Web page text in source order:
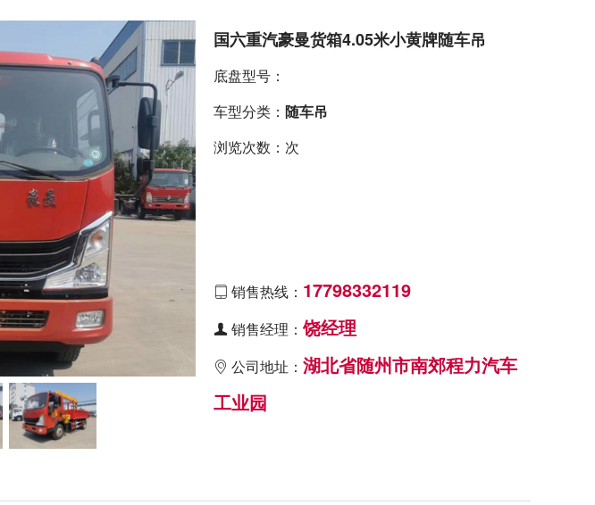
国六重汽豪曼货箱4.05米小黄牌随车吊
底盘型号：
车型分类： 随车吊
浏览次数：次
 销售热线： 17798332119
 销售经理： 饶经理
 公司地址： 湖北省随州市南郊程力汽车
工业园